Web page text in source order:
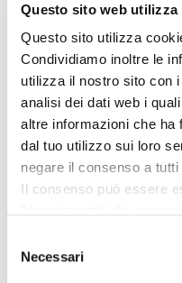
Questo sito web utilizza
Questo sito utilizza
Condividiamo inoltre le
utilizza il nostro sito con
analisi dei dati web i
altre informazioni che ha
dal tuo utilizzo sui loro
negare il consenso a
Il consenso può essere
delNecessari
24 Luglio 2023
Estate,
freschi
Spesso i mesi di asciutta
periodo estivo non sono
superare, dato che l’animale
contrario delle compagne in
produzione anche